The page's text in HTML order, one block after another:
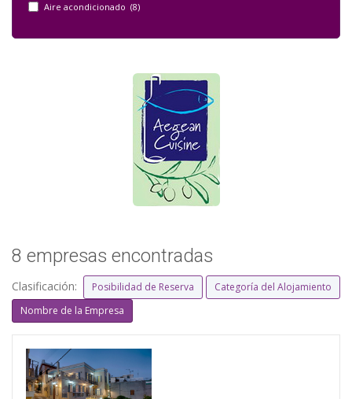
Aire acondicionado (8)
8 empresas encontradas
Clasificación: Posibilidad de Reserva
Categoría del Alojamiento
Nombre de la Empresa